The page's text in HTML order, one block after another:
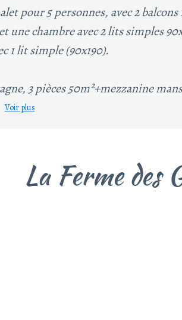
pour 5 personnes, avec 2 balcons
une chambre avec 2 lits simples
1 lit simple (90x190).
3 pièces 50m²+mezzanine
Voir plus
La Ferme des